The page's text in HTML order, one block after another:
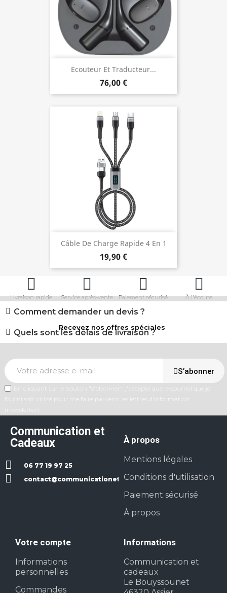
Ecouteur Et Traducteur...
76,00 €
Câble De Charge Rapide 4 En 1
19,90 €
Livraison rapide Service après-vente Paiement sécurisé À l'écoute
Comment demander un devis ?
Quels sont les délais de livraison ?
Recevez nos offres spéciales
S’abonner
Communication et
Cadeaux
06 77 19 97 25
contact@communicationetcadeaux.fr
À propos
Mentions légales
Conditions d'utilisation
Paiement sécurisé
À propos
Votre compte
Informations
personnelles
Commandes
Informations
Communication et
cadeaux
Le Bouyssounet